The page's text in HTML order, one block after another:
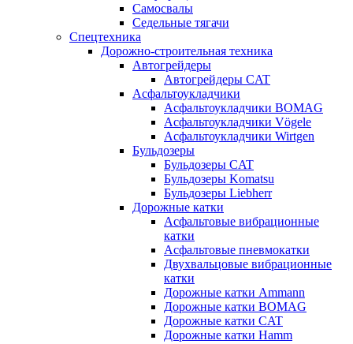
Самосвалы
Седельные тягачи
Спецтехника
Дорожно-строительная техника
Автогрейдеры
Автогрейдеры CAT
Асфальтоукладчики
Асфальтоукладчики BOMAG
Асфальтоукладчики Vögele
Асфальтоукладчики Wirtgen
Бульдозеры
Бульдозеры CAT
Бульдозеры Komatsu
Бульдозеры Liebherr
Дорожные катки
Асфальтовые вибрационные
катки
Асфальтовые пневмокатки
Двухвальцовые вибрационные
катки
Дорожные катки Ammann
Дорожные катки BOMAG
Дорожные катки CAT
Дорожные катки Hamm